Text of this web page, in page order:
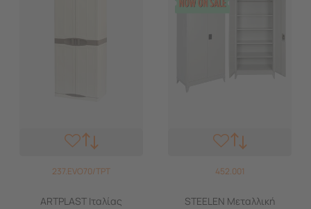
237.EVO70/TPT
ARTPLAST Ιταλίας
452.001
STEELEN Μεταλλική